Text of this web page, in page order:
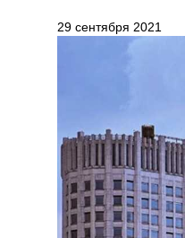
29 сентября 2021